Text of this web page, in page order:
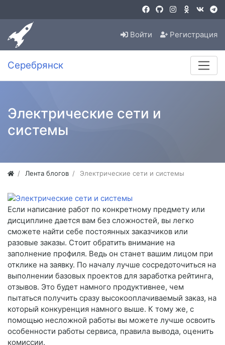
Войти Регистрация
Серебрянск
Электрические сети и
системы
Лента блогов Электрические сети и системы
Если написание работ по конкретному предмету или
дисциплине дается вам без сложностей, вы легко
сможете найти себе постоянных заказчиков или
разовые заказы. Стоит обратить внимание на
заполнение профиля. Ведь он станет вашим лицом при
отклике на заявку. По началу лучше сосредоточиться на
выполнении базовых проектов для заработка рейтинга,
отзывов. Это будет намного продуктивнее, чем
пытаться получить сразу высокооплачиваемый заказ, на
который конкуренция намного выше. К тому же, с
помощью несложной работы вы можете лучше освоить
особенности работы сервиса, правила вывода, оценить
комиссии.